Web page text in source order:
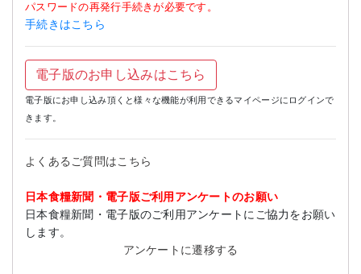
パスワードの再発行手続きが必要です。
手続きはこちら
電子版のお申し込みはこちら
電子版にお申し込み頂くと様々な機能が利用できるマイページにログインで
きます。
よくあるご質問はこちら
日本食糧新聞・電子版ご利用アンケートのお願い
日本食糧新聞・電子版のご利用アンケートにご協力をお願い
します。
アンケートに遷移する